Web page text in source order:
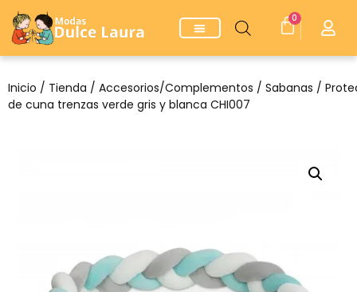
0
Inicio / Tienda / Accesorios/Complementos / Sabanas /
de cuna trenzas verde gris y blanca CHI007